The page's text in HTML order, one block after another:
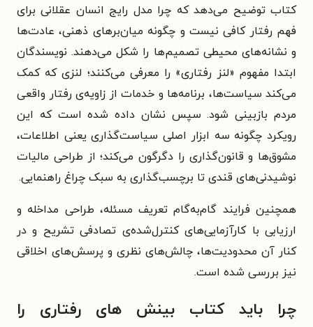
کتاب توضیح می‌دهد که چرا مدل رایج انسان عقلانی برای
فهم رفتار کافی نیست و چگونه میان‌برهای ذهنی، عادت‌ها
و نشانه‌های محیطی تصمیم‌ها را شکل می‌دهند. نویسندگان
ابتدا مفهوم «لنز رفتاری» را معرفی می‌کنند؛ لنزی که کمک
می‌کند سیاست‌ها، برنامه‌ها و خدمات از زاویه‌ی رفتار واقعی
مردم بازبینی شود. سپس نشان داده شده است که این
رویکرد چگونه سه ابزار اصلی سیاست‌گذاری یعنی اطلاعات،
مشوق‌ها و قانون‌گذاری را دگرگون می‌کند؛ از طراحی مالیات
نوشیدنی‌های قندی تا برچسب‌گذاری به سبک چراغ راهنمایی.
همچنین فرایند گام‌به‌گام تعریف مسئله، طراحی مداخله و
ارزیابی با کارآزمایی‌های کنترل‌شده‌ی تصادفی تشریح و در
کنار آن محدودیت‌ها، چالش‌های نظری و پرسش‌های اخلاقی
نیز بررسی شده است.
چرا باید کتاب بینش های رفتاری را